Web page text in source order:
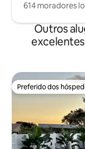
614 moradores
Outros
Preferido dos
Preferido dos